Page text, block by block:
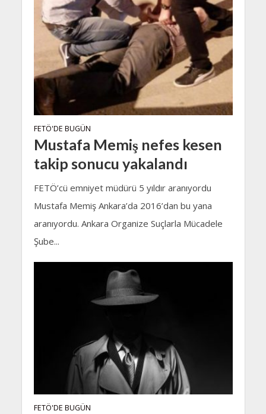
FETÖ'DE BUGÜN
Mustafa Memiş nefes kesen
takip sonucu yakalandı
FETÖ’cü emniyet müdürü 5 yıldır aranıyordu
Mustafa Memiş Ankara’da 2016’dan bu yana
aranıyordu. Ankara Organize Suçlarla Mücadele
Şube...
FETÖ'DE BUGÜN